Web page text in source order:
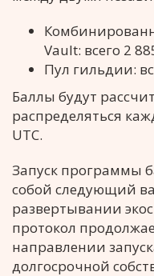
Vault: всего 2
Пул гильдии:
Баллы будут
распределяться
UTC.
Запуск программы
собой следующий
развертывании
протокол
направлении
долгосрочной